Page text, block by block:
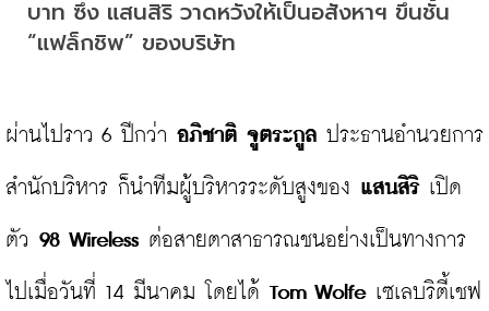
บาท ซึ่ง แสนสิริ วาดหวังให้เป็นอสังหาฯ ขึ้นชั้น
“แฟล็กชิพ” ของบริษัท
ผ่านไปราว 6 ปีกว่า อภิชาติ จูตระกูล ประธานอำนวยการ
สำนักบริหาร ก็นำทีมผู้บริหารระดับสูงของ แสนสิริ เปิด
ตัว 98 Wireless ต่อสายตาสาธารณชนอย่างเป็นทางการ
ไปเมื่อวันที่ 14 มีนาคม โดยได้ Tom Wolfe เซเลบริตี้เชฟ